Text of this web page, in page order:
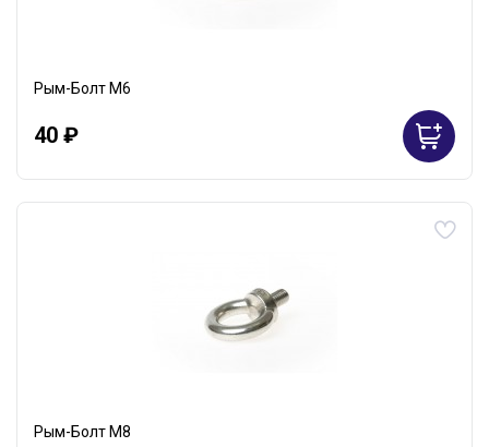
Рым-Болт М6
40 ₽
Рым-Болт М8